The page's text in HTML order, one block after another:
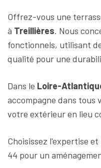
Offrez-vous une
à Treillières. Nous
fonctionnels, utilisant
qualité pour une
Dans le Loire-
accompagne dans
votre extérieur en lieu
Choisissez l'expertise
44 pour un